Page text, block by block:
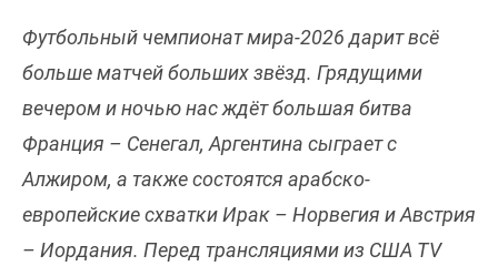
Футбольный чемпионат мира-2026 дарит всё
больше матчей больших звёзд. Грядущими
вечером и ночью нас ждёт большая битва
Франция – Сенегал, Аргентина сыграет с
Алжиром, а также состоятся арабско-
европейские схватки Ирак – Норвегия и Австрия
– Иордания. Перед трансляциями из США TV